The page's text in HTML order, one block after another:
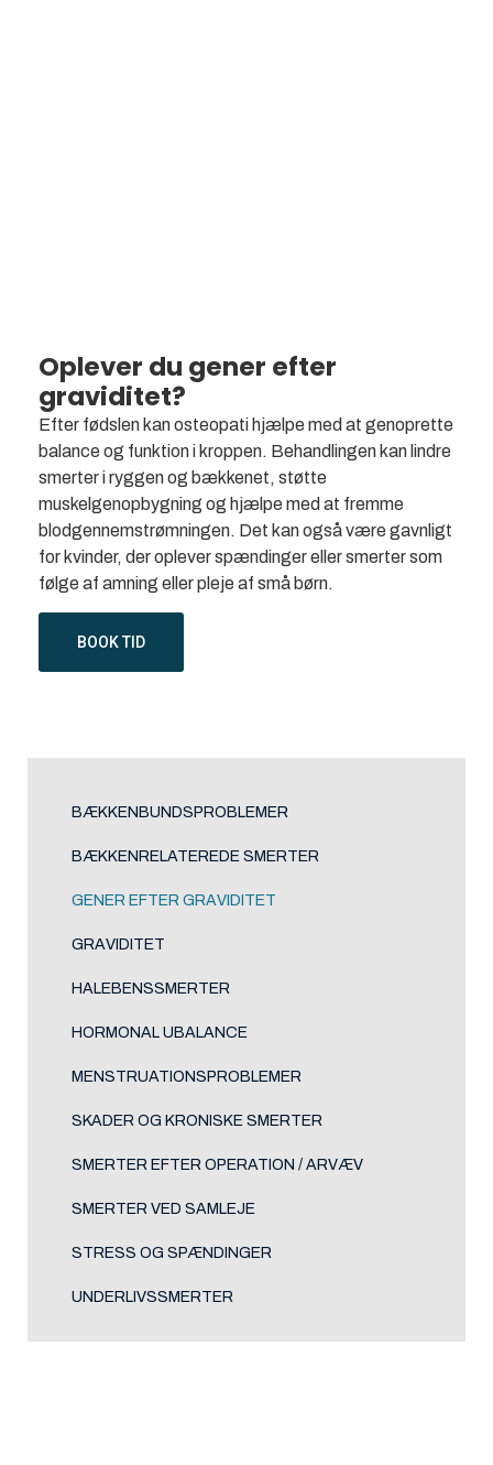
BÆKKENBUNDSPROBLEMER
BÆKKENRELATEREDE SMERTER
GENER EFTER GRAVIDITET
GRAVIDITET
HALEBENSSMERTER
HORMONAL UBALANCE
MENSTRUATIONSPROBLEMER
SKADER OG KRONISKE SMERTER
SMERTER EFTER OPERATION / ARVÆV
SMERTER VED SAMLEJE
STRESS OG SPÆNDINGER
UNDERLIVSSMERTER
Oplever du gener efter
graviditet?
Efter fødslen kan osteopati hjælpe med at genoprette
balance og funktion i kroppen. Behandlingen kan lindre
smerter i ryggen og bækkenet, støtte
muskelgenopbygning og hjælpe med at fremme
blodgennemstrømningen. Det kan også være gavnligt
for kvinder, der oplever spændinger eller smerter som
følge af amning eller pleje af små børn.
BOOK TID